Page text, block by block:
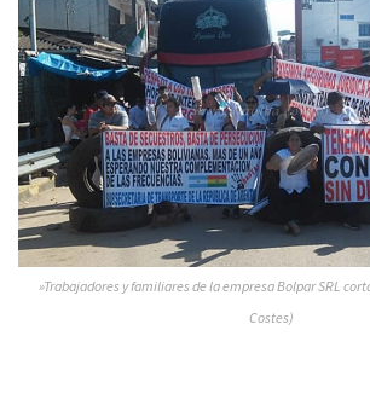
»Trabajadores y familiares de la empresa Bolpar SRL
Costes)